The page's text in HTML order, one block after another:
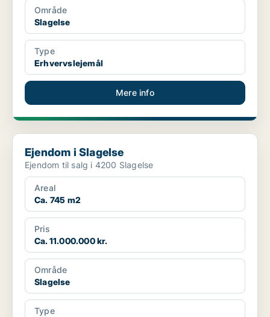
Område
Slagelse
Type
Erhvervslejemål
Mere info
Ejendom i Slagelse
Ejendom i Slagelse
Ejendom til salg i 4200 Slagelse
Areal
Ca. 745 m2
Pris
Ca. 11.000.000 kr.
Område
Slagelse
Type